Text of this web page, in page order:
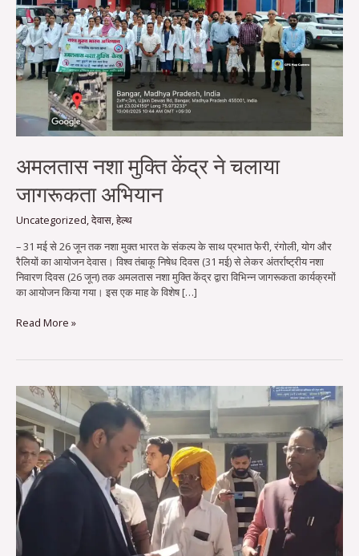
अमलतास नशा मुक्ति केंद्र ने चलाया
जागरूकता अभियान
Uncategorized,देवास,हेल्थ
– 31 मई से 26 जून तक नशा मुक्त भारत के संकल्प के साथ प्रभात फेरी, रंगोली, योग और
रैलियों का आयोजन देवास। विश्व तंबाकू निषेध दिवस (31 मई) से लेकर अंतर्राष्ट्रीय नशा
निवारण दिवस (26 जून) तक अमलतास नशा मुक्ति केंद्र द्वारा विभिन्न जागरूकता कार्यक्रमों
का आयोजन किया गया। इस एक माह के विशेष […]
अभियान
Read More »
जिला
अस्पताल
की
व्यवस्थाओं
में
अब
होगा
सुधार!